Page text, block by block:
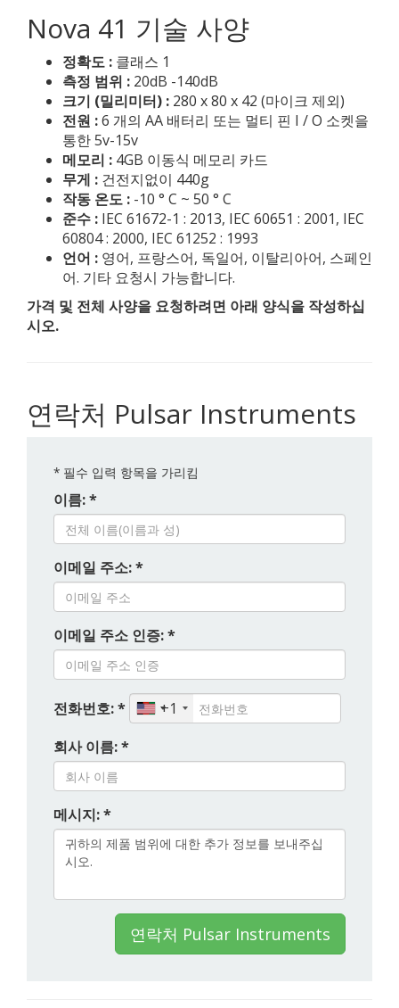
Nova 41 기술 사양
정확도 : 클래스 1
측정 범위 : 20dB -140dB
크기 (밀리미터) : 280 x 80 x 42 (마이크 제외)
전원 :6 개의 AA 배터리 또는 멀티 핀 I / O 소켓을
통한 5v-15v
메모리 : 4GB 이동식 메모리 카드
무게 : 건전지없이 440g
작동 온도 : -10 ° C ~ 50 ° C
준수 : IEC 61672-1 : 2013, IEC 60651 : 2001, IEC
60804 : 2000, IEC 61252 : 1993
언어 : 영어, 프랑스어, 독일어, 이탈리아어, 스페인
어. 기타 요청시 가능합니다.
가격 및 전체 사양을 요청하려면 아래 양식을 작성하십
시오.
연락처 Pulsar Instruments
* 필수 입력 항목을 가리킴
이름: *
이메일 주소: *
이메일 주소 인증: *
전화번호: *
+1
회사 이름: *
메시지: *
연락처 Pulsar Instruments